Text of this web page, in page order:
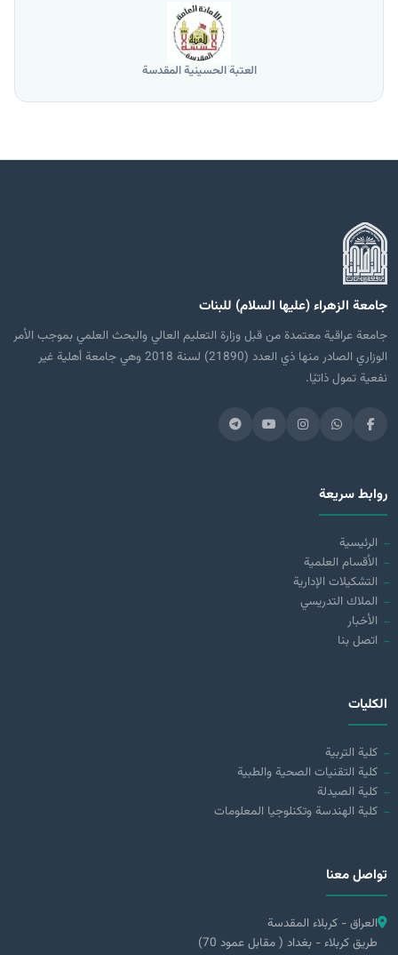
جامعة الزهراء (عليها السلام) للبنات
جامعة عراقية معتمدة من قبل وزارة التعليم العالي والبحث العلمي بموجب الأمر
الوزاري الصادر منها ذي العدد (21890) لسنة 2018 وهي جامعة أهلية غير
نفعية تمول ذاتيًا.
روابط سريعة
الرئيسية
الأقسام العلمية
التشكيلات الإدارية
الملاك التدريسي
الأخبار
اتصل بنا
الكليات
كلية التربية
كلية التقنيات الصحية والطبية
كلية الصيدلة
كلية الهندسة وتكنلوجيا المعلومات
تواصل معنا
العراق - كربلاء المقدسة
طريق كربلاء - بغداد ( مقابل عمود 70)